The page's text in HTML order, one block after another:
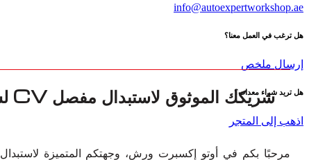
info@autoexpertworkshop.ae
هل ترغب في العمل معنا؟
إرسال ملخص
هل تريد شراء معدات؟
اذهب إلى المتجر
مرحبًا بكم في أوتو إكسبرت ورش، وجهتكم المتميزة لاستبدال